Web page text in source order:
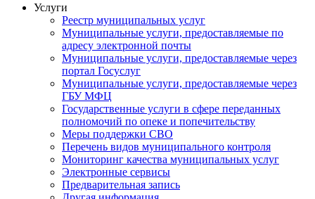
Услуги
Реестр муниципальных услуг
Муниципальные услуги, предоставляемые по
адресу электронной почты
Муниципальные услуги, предоставляемые через
портал Госуслуг
Муниципальные услуги, предоставляемые через
ГБУ МФЦ
Государственные услуги в сфере переданных
полномочий по опеке и попечительству
Меры поддержки СВО
Перечень видов муниципального контроля
Мониторинг качества муниципальных услуг
Электронные сервисы
Предварительная запись